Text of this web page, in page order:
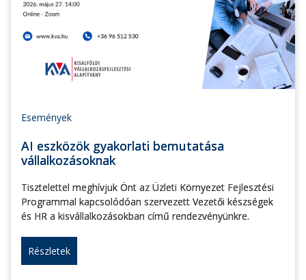
Események
AI eszközök gyakorlati bemutatása
vállalkozásoknak
Tisztelettel meghívjuk Önt az Üzleti Környezet Fejlesztési
Programmal kapcsolódóan szervezett Vezetői készségek
és HR a kisvállalkozásokban című rendezvényünkre.
Részletek